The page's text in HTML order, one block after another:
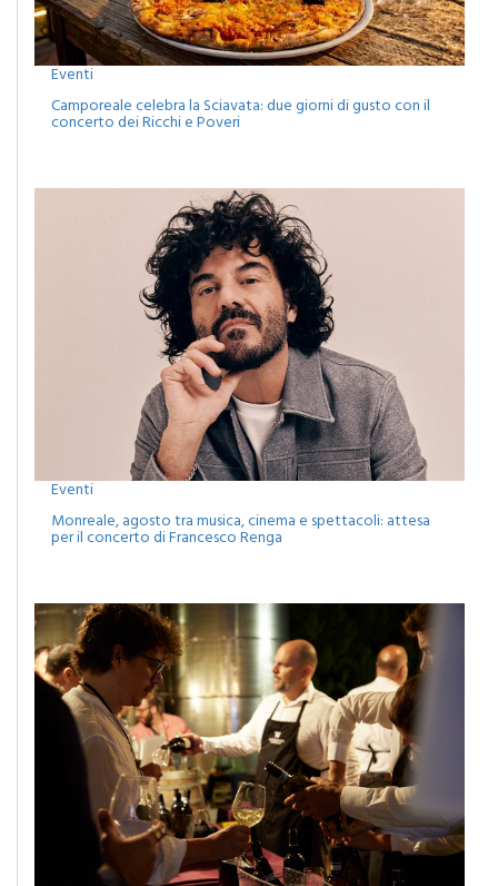
Eventi
Camporeale celebra la Sciavata: due giorni di gusto con il
concerto dei Ricchi e Poveri
Monreale, agosto tra musica, cinema e spettacoli: attesa
per il concerto di Francesco Renga